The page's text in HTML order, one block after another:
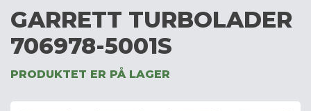
GARRETT TURBOLADER
706978-5001S
PRODUKTET ER PÅ LAGER